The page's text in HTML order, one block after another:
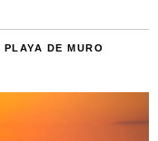
PLAYA DE MURO